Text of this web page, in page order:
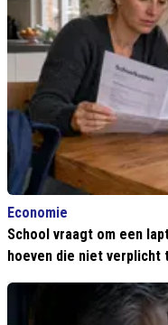
Economie
School vraagt om een
hoeven die niet verplicht